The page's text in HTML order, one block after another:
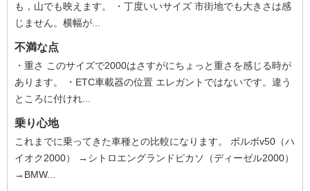
も，山でも映えます。 ・丁度いいサイズ 市街地でも大きさは感
じません。横幅が...
不満な点
・重さ このサイズで2000はさすがにちょっと重さを感じる時が
あります。 ・ETC車載器の位置 エレガントではないです。違う
ところに付けれ...
乗り心地
これまでに乗ってきた車種との比較になります。 ボルボv50（ハ
イオク2000） →シトロエングランドピカソ（ディーゼル2000）
→BMW...